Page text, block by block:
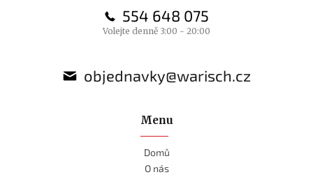
554 648 075
Volejte denně 3:00 - 20:00
objednavky@warisch.cz
Menu
Domů
O nás